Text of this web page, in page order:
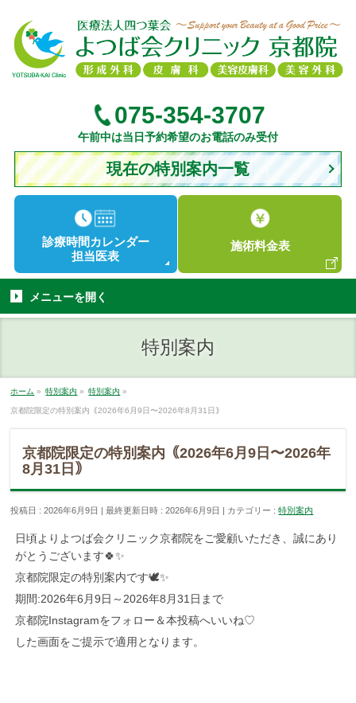
075-354-3707
午前中は当日予約希望のお電話のみ受付
現在の特別案内一覧
診療時間 カレンダー
担当医表
施術料金表
メニューを開く
特別案内
ホーム » 特別案内 » 特別案内 »
京都院限定の特別案内｟2026年6月9日〜2026年8月31日｠
京都院限定の特別案内｟2026年6月9日〜2026年
8月31日｠
投稿日 : 2026年6月9日 最終更新日時 : 2026年6月9日 カテゴリー :特別案内
日頃よりよつば会クリニック京都院をご愛顧いただき、誠にあり
がとうございます🍀✨
京都院限定の特別案内です🕊✨
期間:2026年6 月9日～ 2026年8 月31 日まで
京都院Instagramをフォロー＆本投稿へいいね♡
した画面をご提示で適用となります。